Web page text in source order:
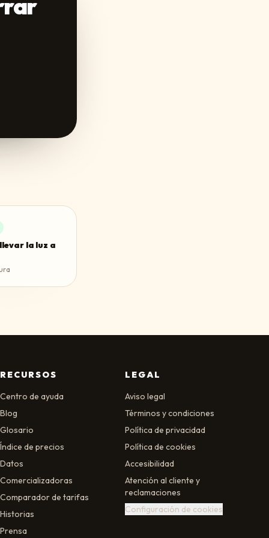
la luz a
RECURSOS
Centro de ayuda
Blog
Glosario
Índice de precios
Datos
Comercializadoras
Comparador de tarifas
Historias
Prensa
LEGAL
Aviso legal
Términos y condiciones
Política de privacidad
Política de cookies
Accesibilidad
Atención al cliente y
reclamaciones
Configuración de cookies